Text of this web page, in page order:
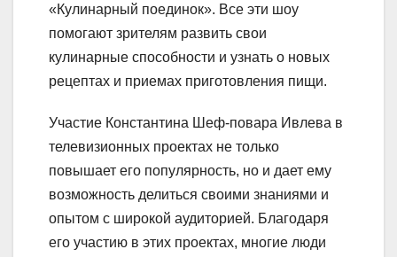
«Кулинарный поединок». Все эти шоу
помогают зрителям развить свои
кулинарные способности и узнать о новых
рецептах и приемах приготовления пищи.
Участие Константина Шеф-повара Ивлева в
телевизионных проектах не только
повышает его популярность, но и дает ему
возможность делиться своими знаниями и
опытом с широкой аудиторией. Благодаря
его участию в этих проектах, многие люди